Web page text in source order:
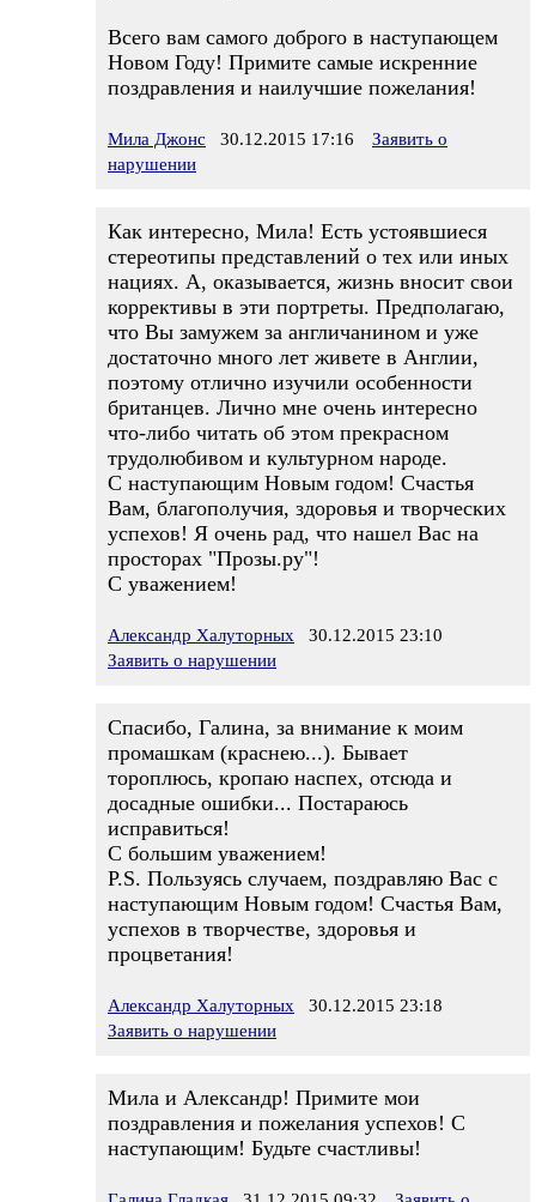
Всего вам самого доброго в наступающем
Новом Году! Примите самые искренние
поздравления и наилучшие пожелания!
Мила Джонс 30.12.2015 17:16
Заявить о
нарушении
Как интересно, Мила! Есть устоявшиеся
стереотипы представлений о тех или иных
нациях. А, оказывается, жизнь вносит свои
коррективы в эти портреты. Предполагаю,
что Вы замужем за англичанином и уже
достаточно много лет живете в Англии,
поэтому отлично изучили особенности
британцев. Лично мне очень интересно
что-либо читать об этом прекрасном
трудолюбивом и культурном народе.
С наступающим Новым годом! Счастья
Вам, благополучия, здоровья и творческих
успехов! Я очень рад, что нашел Вас на
просторах "Прозы.ру"!
С уважением!
Александр Халуторных 30.12.2015 23:10
Заявить о нарушении
Спасибо, Галина, за внимание к моим
промашкам (краснею...). Бывает
тороплюсь, кропаю наспех, отсюда и
досадные ошибки... Постараюсь
исправиться!
С большим уважением!
P.S. Пользуясь случаем, поздравляю Вас с
наступающим Новым годом! Счастья Вам,
успехов в творчестве, здоровья и
процветания!
Александр Халуторных 30.12.2015 23:18
Заявить о нарушении
Мила и Александр! Примите мои
поздравления и пожелания успехов! С
наступающим! Будьте счастливы!